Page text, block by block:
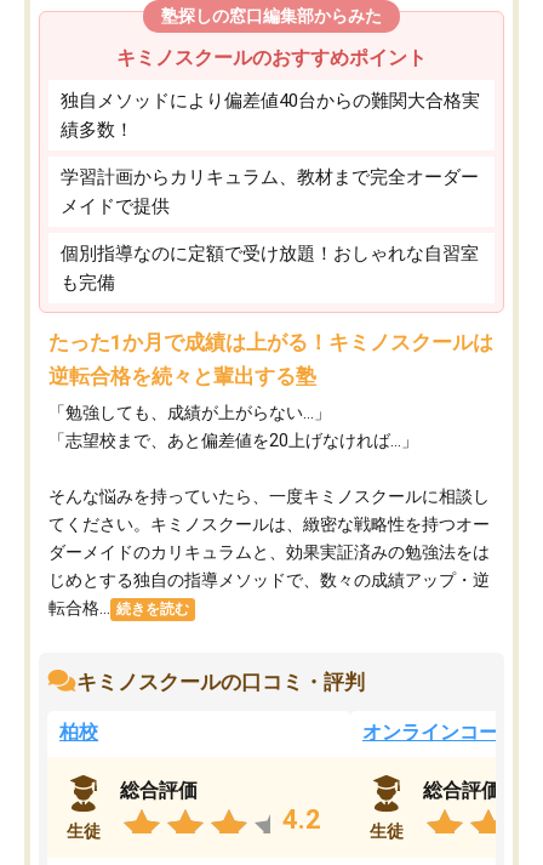
塾探しの窓口編集部からみた
キミノスクールのおすすめポイント
独自メソッドにより偏差値40台からの難関大合格実
績多数！
学習計画からカリキュラム、教材まで完全オーダー
メイドで提供
個別指導なのに定額で受け放題！おしゃれな自習室
も完備
たった1か月で成績は上がる！キミノスクールは
逆転合格を続々と輩出する塾
「勉強しても、成績が上がらない…」
「志望校まで、あと偏差値を20上げなければ…」
そんな悩みを持っていたら、一度キミノスクールに相談し
てください。キミノスクールは、緻密な戦略性を持つオー
ダーメイドのカリキュラムと、効果実証済みの勉強法をは
じめとする独自の指導メソッドで、数々の成績アップ・逆
転合格...
続きを読む
キミノスクールの口コミ・評判
柏校
生徒
総合評価
4.2
オンラインコース
生徒
総合評価